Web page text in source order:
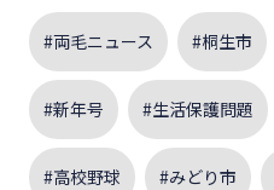
#両毛ニュース #桐生市
#新年号 #生活保護問題
#高校野球 #みどり市